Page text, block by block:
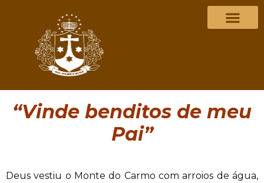
“Vinde benditos de meu
Pai”
Deus vestiu o Monte do Carmo com arroios de água,